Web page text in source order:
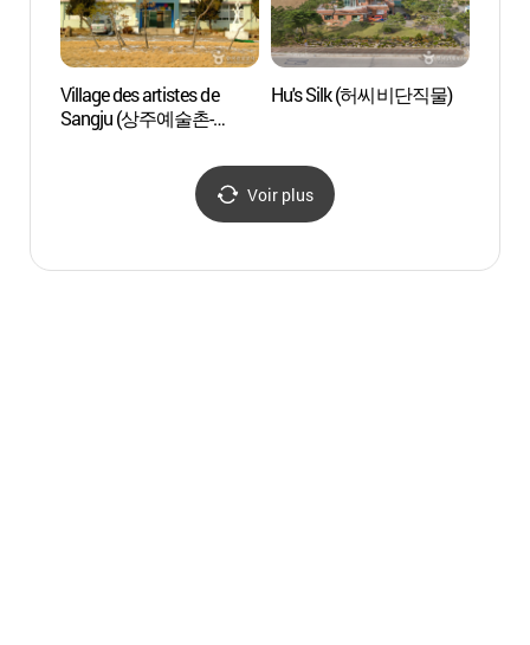
Village des artistes de
Sangju (상주예술촌-
Hu's Silk (허씨비단직물)
Voir plus